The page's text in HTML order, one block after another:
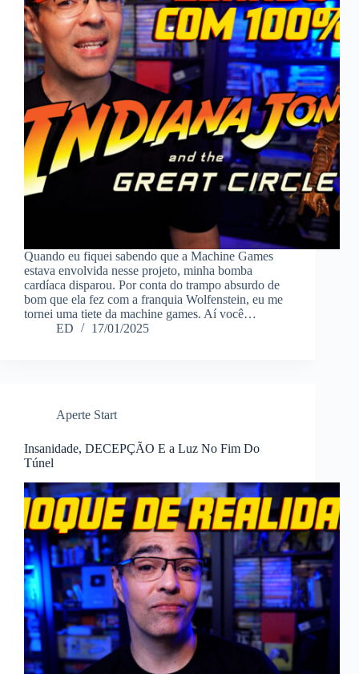
Quando eu fiquei sabendo que a Machine Games
estava envolvida nesse projeto, minha bomba
cardíaca disparou. Por conta do trampo absurdo de
bom que ela fez com a franquia Wolfenstein, eu me
tornei uma tiete da machine games. Aí você…
ED
17/01/2025
Aperte Start
Insanidade, DECEPÇÃO E a Luz No Fim Do
Túnel